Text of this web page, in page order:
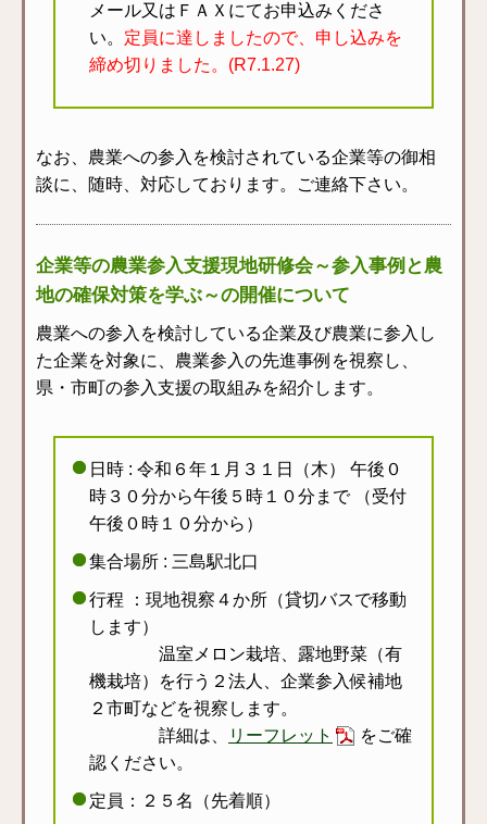
メール又はＦＡＸにてお申込みくださ
い。 定員に達しましたので、申し込みを
締め切りました。(R7.1.27)
なお、農業への参入を検討されている企業等の御相
談に、随時、対応しております。ご連絡下さい。
企業等の農業参入支援現地研修会～参入事例と農
地の確保対策を学ぶ～の開催について
農業への参入を検討している企業及び農業に参入し
た企業を対象に、農業参入の先進事例を視察し、
県・市町の参入支援の取組みを紹介します。
日時 : 令和６年１月３１日（木） 午後０
時３０分から午後５時１０分まで （受付
午後０時１０分から）
集合場所 : 三島駅北口
行程 ：現地視察４か所（貸切バスで移動
します）
温室メロン栽培、露地野菜（有
機栽培）を行う２法人、企業参入候補地
２市町などを視察します。
詳細は、
リーフレット
をご確
認ください。
定員：２５名（先着順）